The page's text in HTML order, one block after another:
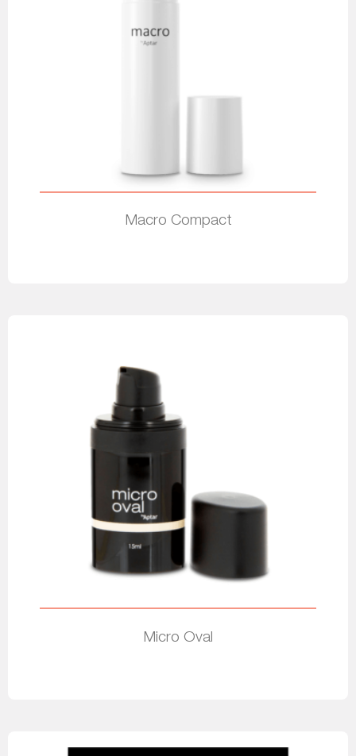
Macro Compact
Micro Oval